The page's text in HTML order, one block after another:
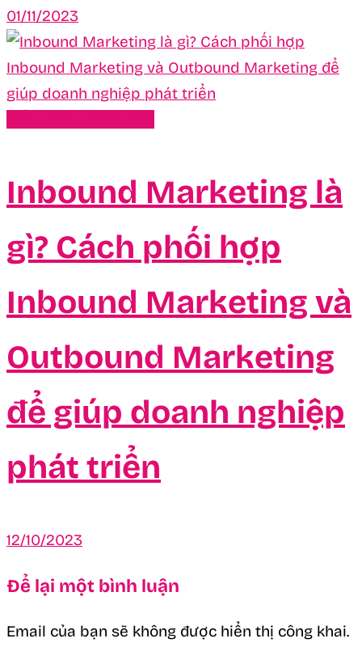
01/11/2023
Inbound Marketing là
gì? Cách phối hợp
Inbound Marketing và
Outbound Marketing
để giúp doanh nghiệp
phát triển
12/10/2023
Để lại một bình luận
Email của bạn sẽ không được hiển thị công khai.